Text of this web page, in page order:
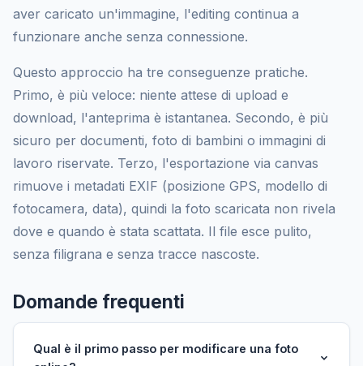
aver caricato un'immagine, l'editing continua a
funzionare anche senza connessione.
Questo approccio ha tre conseguenze pratiche.
Primo, è più veloce: niente attese di upload e
download, l'anteprima è istantanea. Secondo, è più
sicuro per documenti, foto di bambini o immagini di
lavoro riservate. Terzo, l'esportazione via canvas
rimuove i metadati EXIF (posizione GPS, modello di
fotocamera, data), quindi la foto scaricata non rivela
dove e quando è stata scattata. Il file esce pulito,
senza filigrana e senza tracce nascoste.
Domande frequenti
Qual è il primo passo per modificare una foto